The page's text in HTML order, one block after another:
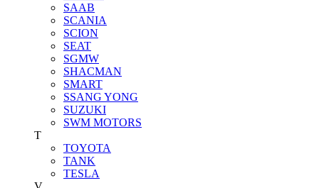
SAAB
SCANIA
SCION
SEAT
SGMW
SHACMAN
SMART
SSANG YONG
SUZUKI
SWM MOTORS
T
TOYOTA
TANK
TESLA